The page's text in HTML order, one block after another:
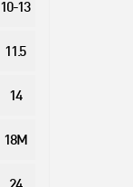
10-13
11.5
14
18M